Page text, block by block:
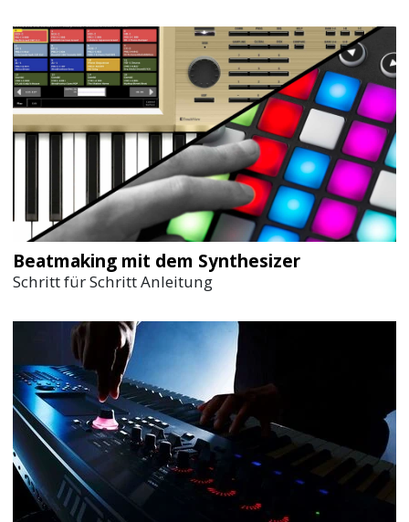
Beatmaking mit dem Synthesizer
Schritt für Schritt Anleitung